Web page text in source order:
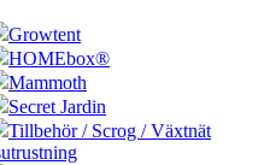
Growtent
HOMEbox®
Mammoth
Secret Jardin
Tillbehör / Scrog / Växtnät